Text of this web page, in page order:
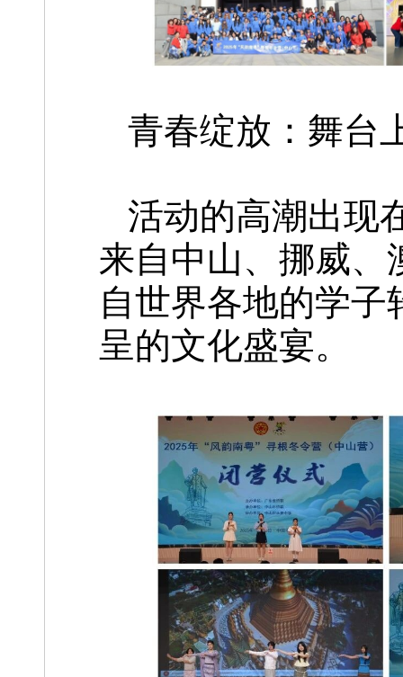
青春绽放：舞台
活动的高潮出现
来自中山、挪威、
自世界各地的学
呈的文化盛宴。